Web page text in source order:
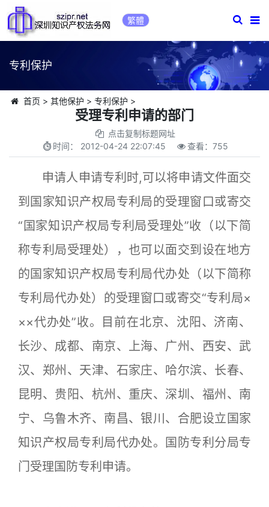
繁體
专利保护
首页 > 其他保护 > 专利保护 >
受理专利申请的部门
点击复制标题网址
时间： 2012-04-24 22:07:45 查看： 755
申请人申请专利时,可以将申请文件面交
到国家知识产权局专利局的受理窗口或寄交
“国家知识产权局专利局受理处”收（以下简
称专利局受理处），也可以面交到设在地方
的国家知识产权局专利局代办处（以下简称
专利局代办处）的受理窗口或寄交“专利局×
××代办处”收。目前在北京、沈阳、济南、
长沙、成都、南京、上海、广州、西安、武
汉、郑州、天津、石家庄、哈尔滨、长春、
昆明、贵阳、杭州、重庆、深圳、福州、南
宁、乌鲁木齐、南昌、银川、合肥设立国家
知识产权局专利局代办处。国防专利分局专
门受理国防专利申请。